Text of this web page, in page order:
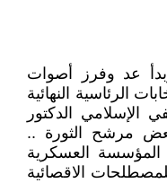
عد وفرز أصوات
الرئاسية النهائية
الإسلامي الدكتور
مرشح الثورة ..
العسكرية
الاقصائية